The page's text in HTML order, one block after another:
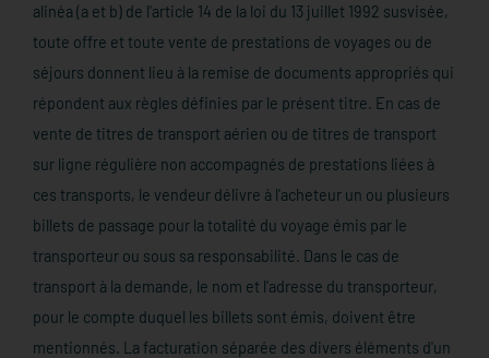
alinéa (a et b) de l'article 14 de la loi du 13 juillet 1992 susvisée,
toute offre et toute vente de prestations de voyages ou de
séjours donnent lieu à la remise de documents appropriés qui
répondent aux règles définies par le présent titre. En cas de
vente de titres de transport aérien ou de titres de transport
sur ligne régulière non accompagnés de prestations liées à
ces transports, le vendeur délivre à l'acheteur un ou plusieurs
billets de passage pour la totalité du voyage émis par le
transporteur ou sous sa responsabilité. Dans le cas de
transport à la demande, le nom et l'adresse du transporteur,
pour le compte duquel les billets sont émis, doivent être
mentionnés. La facturation séparée des divers éléments d'un